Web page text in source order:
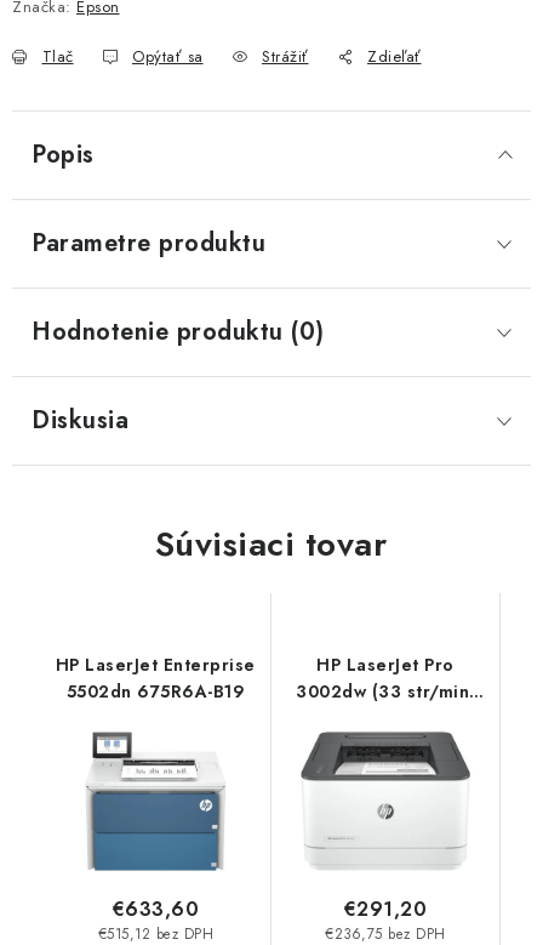
Značka: Epson
Tlač Opýtať sa Strážiť Zdieľať
Popis
Parametre produktu
Hodnotenie produktu (0)
Diskusia
Súvisiaci tovar
HP LaserJet Enterprise
5502dn 675R6A-B19
€515,12 bez DPH
€633,60
HP LaserJet Pro
3002dw (33 str/min,
3G652F
€236,75 bez DPH
€291,20